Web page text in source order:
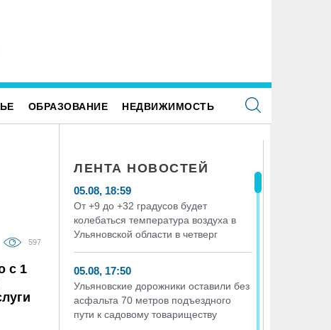
ОБРАЗОВАНИЕ НЕДВИЖИМОСТЬ
597
с 1
ЛЕНТА НОВОСТЕЙ
05.08, 18:59
От +9 до +32 градусов будет
колебаться температура воздуха в
Ульяновской области в четверг
05.08, 17:50
Ульяновские дорожники оставили без
асфальта 70 метров подъездного
пути к садовому товариществу